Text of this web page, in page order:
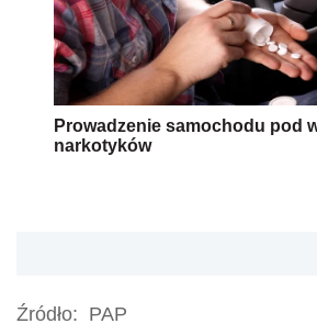
Prowadzenie samochodu pod
narkotyków
Źródło: PAP